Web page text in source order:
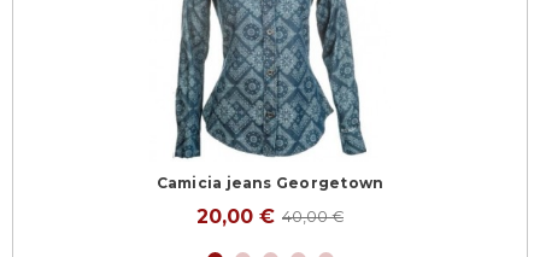
Camicia jeans Georgetown
20,00 € 40,00 €